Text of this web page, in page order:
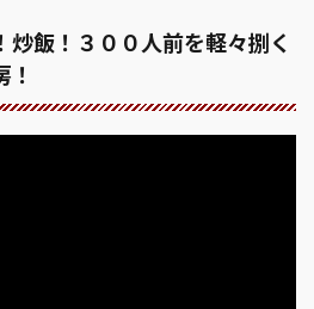
炒飯！３００人前を軽々捌く